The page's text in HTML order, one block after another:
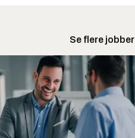
Se flere jobber